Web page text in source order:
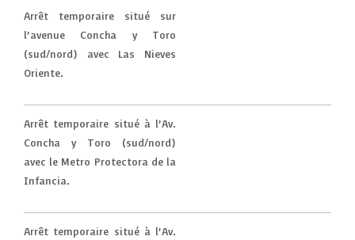
Arrêt temporaire situé sur
l’avenue Concha y Toro
(sud/nord) avec Las Nieves
Oriente.
Arrêt temporaire situé à l’Av.
Concha y Toro (sud/nord)
avec le Metro Protectora de la
Infancia.
Arrêt temporaire situé à l’Av.